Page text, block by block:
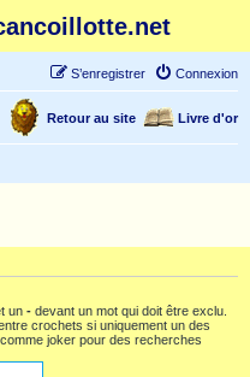
Connexion
S’enregistrer
Livre d'or
Retour au site
un - devant un mot qui doit être exclu.
crochets si uniquement un des
joker pour des recherches